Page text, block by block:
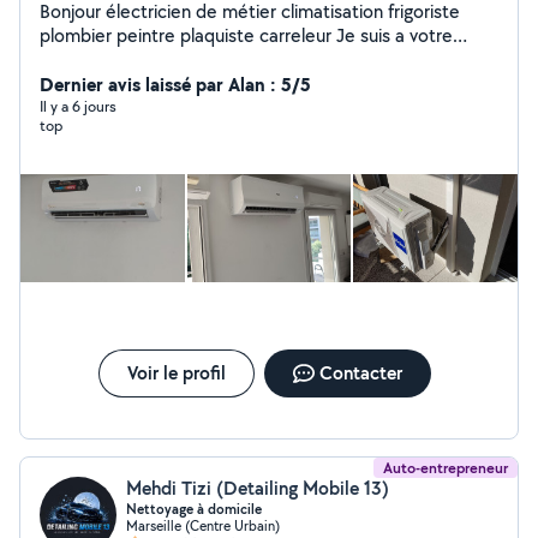
Bonjour électricien de métier climatisation frigoriste
plombier peintre plaquiste carreleur Je suis a votre
équipé carrelage Instalation de clim montage meuble
peinture portail électrique plomberie dressing 20ans
dexpérience jai tous les outil nécessaire a votre service
Dernier avis laissé par Alan : 5/5
Il y a 6 jours
top
Voir le profil Contacter
Auto-entrepreneur
Mehdi Tizi (Detailing Mobile 13)
Nettoyage à domicile
Marseille (Centre Urbain)